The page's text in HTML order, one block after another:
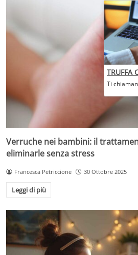
Verruche nei bambini: il
eliminarle senza stress
Francesca Petriccione 30 Ottobre 2025
Leggi di più
TRUFFA
Ti